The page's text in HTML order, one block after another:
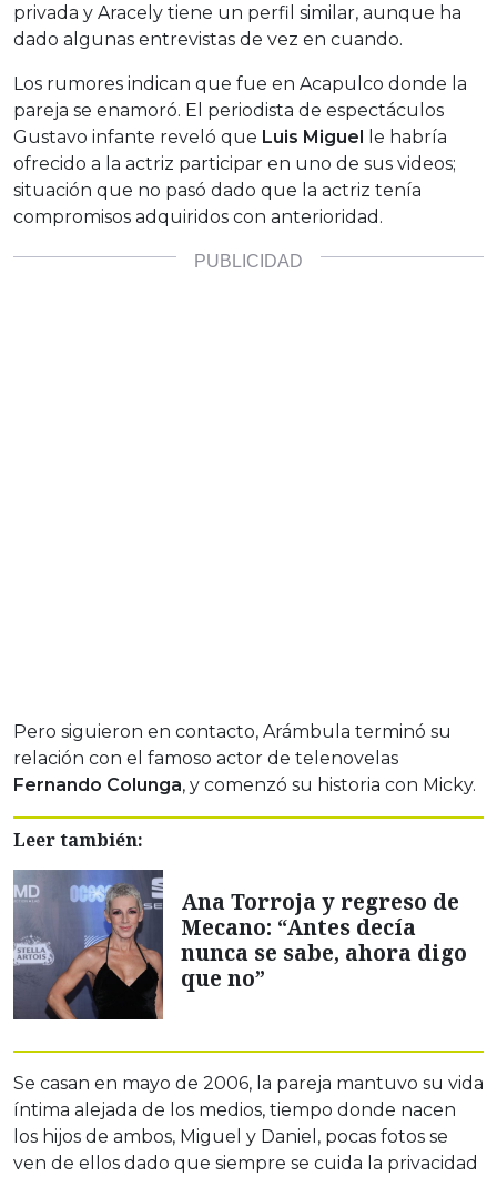
privada y Aracely tiene un perfil similar, aunque ha
dado algunas entrevistas de vez en cuando.
Los rumores indican que fue en Acapulco donde la
pareja se enamoró. El periodista de espectáculos
Gustavo infante reveló que Luis Miguel le habría
ofrecido a la actriz participar en uno de sus videos;
situación que no pasó dado que la actriz tenía
compromisos adquiridos con anterioridad.
Pero siguieron en contacto, Arámbula terminó su
relación con el famoso actor de telenovelas
Fernando Colunga, y comenzó su historia con Micky.
Leer también:
Ana Torroja y regreso de
Mecano: “Antes decía
nunca se sabe, ahora digo
que no”
Se casan en mayo de 2006, la pareja mantuvo su vida
íntima alejada de los medios, tiempo donde nacen
los hijos de ambos, Miguel y Daniel, pocas fotos se
ven de ellos dado que siempre se cuida la privacidad